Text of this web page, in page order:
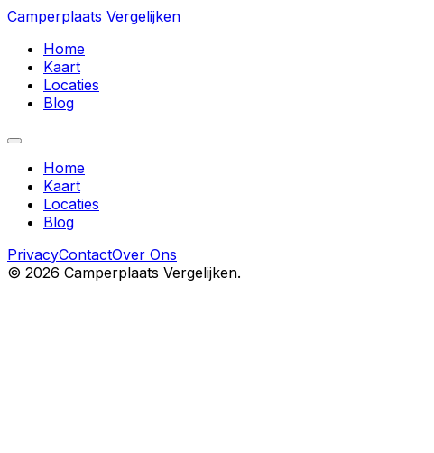
Camperplaats Vergelijken
Home
Kaart
Locaties
Blog
Home
Kaart
Locaties
Blog
PrivacyContactOver Ons
© 2026 Camperplaats Vergelijken.